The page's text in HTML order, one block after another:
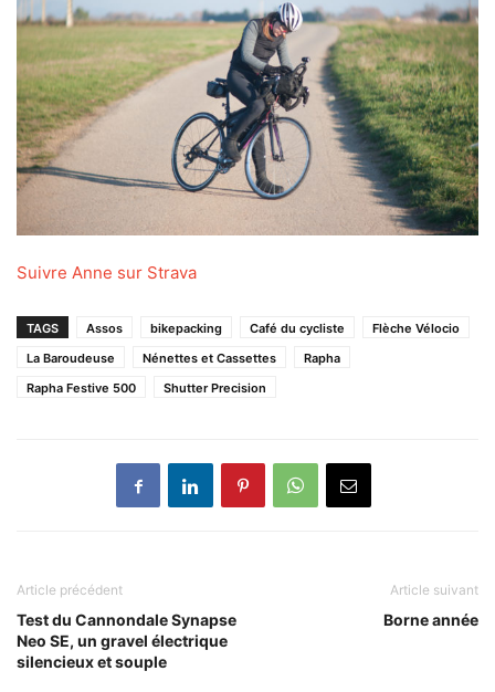
Suivre Anne sur Strava
TAGS Assos bikepacking Café du cycliste
Flèche Vélocio
La Baroudeuse
Nénettes et Cassettes
Rapha
Rapha Festive 500
Shutter Precision
Article précédent
Test du Cannondale Synapse
Neo SE, un gravel électrique
silencieux et souple
Article suivant
Borne année